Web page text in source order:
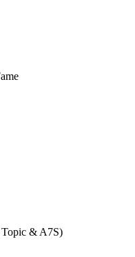
& A7S)